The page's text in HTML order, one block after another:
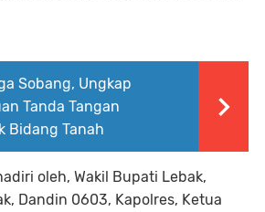
Sobang, Ungkap
Tanda Tangan
Bidang Tanah
oleh, Wakil Bupati Lebak,
Dandin 0603, Kapolres, Ketua